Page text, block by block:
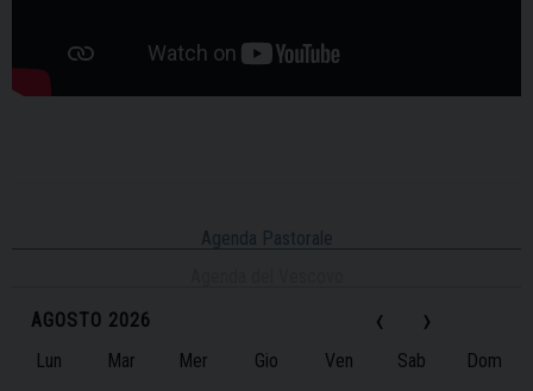
Agenda Pastorale
‹
AGOSTO 2026 ›
Lun Mar Mer Gio Ven Sab Dom